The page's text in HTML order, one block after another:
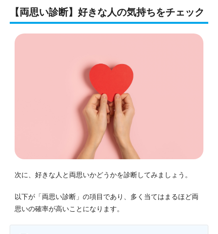
【両思い診断】好きな人の気持ちをチェック
次に、好きな人と両思いかどうかを診断してみましょう。
以下が「両思い診断」の項目であり、多く当てはまるほど両
思いの確率が高いことになります。